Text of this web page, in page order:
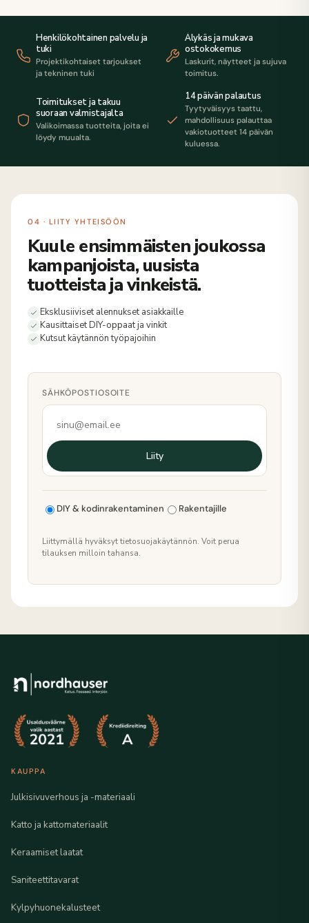
Henkilökohtainen palvelu ja
tuki
Projektikohtaiset tarjoukset
ja tekninen tuki
Älykäs ja mukava
ostokokemus
Laskurit, näytteet ja sujuva
toimitus.
Toimitukset ja takuu
suoraan valmistajalta
Valikoimassa tuotteita, joita ei
löydy muualta.
14 päivän palautus
Tyytyväisyys taattu,
mahdollisuus palauttaa
vakiotuotteet 14 päivän
kuluessa.
04 · LIITY YHTEISÖÖN
Kuule ensimmäisten joukossa
kampanjoista, uusista
tuotteista ja vinkeistä.
Eksklusiiviset alennukset asiakkaille
Kausittaiset DIY-oppaat ja vinkit
Kutsut käytännön työpajoihin
SÄHKÖPOSTIOSOITE
Liity
DIY & kodinrakentaminen Rakentajille
Liittymällä hyväksyt tietosuojakäytännön. Voit perua
tilauksen milloin tahansa.
KAUPPA
Julkisivuverhous ja -materiaali
Katto ja kattomateriaalit
Keraamiset laatat
Saniteettitavarat
Kylpyhuonekalusteet